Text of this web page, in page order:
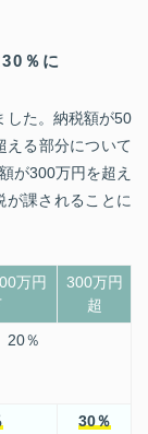
％に
した。納税額が50
える部分について
が300万円を超え
課されることに
万円
300万円
超
20％
30％